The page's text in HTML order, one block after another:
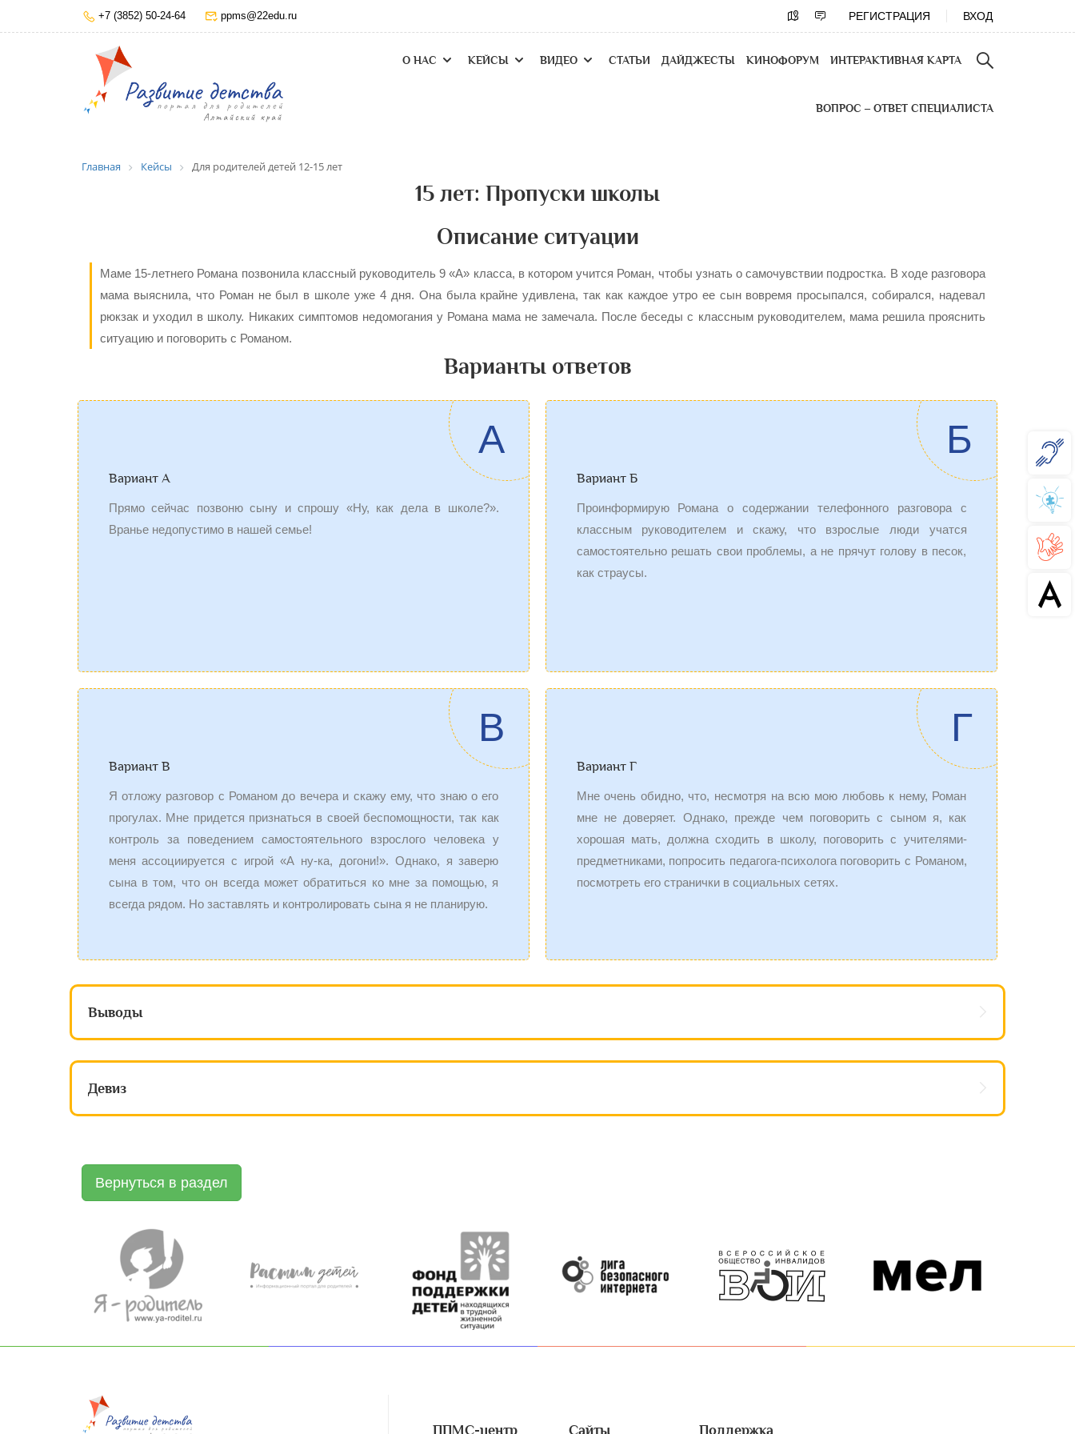
+7 (3852) 50-24-64 ppms@22edu.ru РЕГИСТРАЦИЯ ВХОД
О НАС КЕЙСЫ ВИДЕО СТАТЬИ ДАЙДЖЕСТЫ КИНОФОРУМ ИНТЕРАКТИВНАЯ КАРТА
ВОПРОС – ОТВЕТ СПЕЦИАЛИСТА
Главная Кейсы Для родителей детей 12-15 лет
15 лет: Пропуски школы
Описание ситуации
Маме 15-летнего Романа позвонила классный руководитель 9 «А» класса, в котором учится Роман, чтобы узнать о самочувствии подростка. В ходе разговора
мама выяснила, что Роман не был в школе уже 4 дня. Она была крайне удивлена, так как каждое утро ее сын вовремя просыпался, собирался, надевал
рюкзак и уходил в школу. Никаких симптомов недомогания у Романа мама не замечала. После беседы с классным руководителем, мама решила прояснить
ситуацию и поговорить с Романом.
Варианты ответов
A
Вариант А
Прямо сейчас позвоню сыну и спрошу «Ну, как дела в школе?».
Вранье недопустимо в нашей семье!
Б
Вариант Б
Проинформирую Романа о содержании телефонного разговора с
классным руководителем и скажу, что взрослые люди учатся
самостоятельно решать свои проблемы, а не прячут голову в песок,
как страусы.
В
Вариант В
Я отложу разговор с Романом до вечера и скажу ему, что знаю о его
прогулах. Мне придется признаться в своей беспомощности, так как
контроль за поведением самостоятельного взрослого человека у
меня ассоциируется с игрой «А ну-ка, догони!». Однако, я заверю
сына в том, что он всегда может обратиться ко мне за помощью, я
всегда рядом. Но заставлять и контролировать сына я не планирую.
Г
Вариант Г
Мне очень обидно, что, несмотря на всю мою любовь к нему, Роман
мне не доверяет. Однако, прежде чем поговорить с сыном я, как
хорошая мать, должна сходить в школу, поговорить с учителями-
предметниками, попросить педагога-психолога поговорить с Романом,
посмотреть его странички в социальных сетях.
Выводы
Девиз
Вернуться в раздел
ППМС-центр Сайты Поддержка